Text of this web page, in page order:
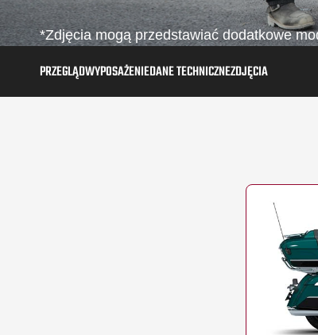
*Zdjęcia mogą przedstawiać dodatkowe
PRZEGLĄDWYPOSAŻENIEDANE TECHNICZNEZDJĘCIA